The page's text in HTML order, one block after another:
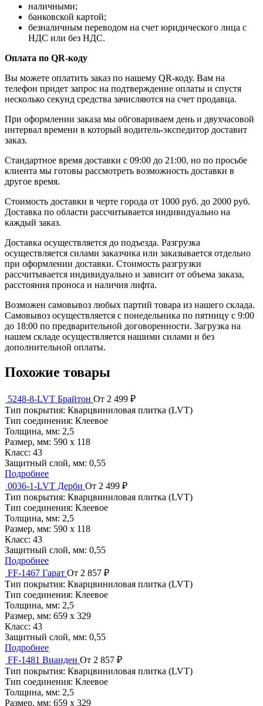
наличными;
банковской картой;
безналичным переводом на счет юридического лица с
НДС или без НДС.
Оплата по QR-коду
Вы можете оплатить заказ по нашему QR-коду. Вам на
телефон придет запрос на подтверждение оплаты и спустя
несколько секунд средства зачисляются на счет продавца.
При оформлении заказа мы обговариваем день и двухчасовой
интервал времени в который водитель-экспедитор доставит
заказ.
Стандартное время доставки с 09:00 до 21:00, но по просьбе
клиента мы готовы рассмотреть возможность доставки в
другое время.
Стоимость доставки в черте города от 1000 руб. до 2000 руб.
Доставка по области рассчитывается индивидуально на
каждый заказ.
Доставка осуществляется до подъезда. Разгрузка
осуществляется силами заказчика или заказывается отдельно
при оформлении доставки. Стоимость разгрузки
рассчитывается индивидуально и зависит от объема заказа,
расстояния проноса и наличия лифта.
Возможен самовывоз любых партий товара из нашего склада.
Самовывоз осуществляется с понедельника по пятницу с 9:00
до 18:00 по предварительной договоренности. Загрузка на
нашем складе осуществляется нашими силами и без
дополнительной оплаты.
Похожие товары
5248-8-LVT Брайтон От 2 499 ₽
Тип покрытия: Кварцвиниловая плитка (LVT)
Тип соединения: Клеевое
Толщина, мм: 2,5
Размер, мм: 590 х 118
Класс: 43
Защитный слой, мм: 0,55
Подробнее
0036-1-LVT Дерби От 2 499 ₽
Тип покрытия: Кварцвиниловая плитка (LVT)
Тип соединения: Клеевое
Толщина, мм: 2,5
Размер, мм: 590 х 118
Класс: 43
Защитный слой, мм: 0,55
Подробнее
FF-1467 Гарат От 2 857 ₽
Тип покрытия: Кварцвиниловая плитка (LVT)
Тип соединения: Клеевое
Толщина, мм: 2,5
Размер, мм: 659 х 329
Класс: 43
Защитный слой, мм: 0,55
Подробнее
FF-1481 Вианден От 2 857 ₽
Тип покрытия: Кварцвиниловая плитка (LVT)
Тип соединения: Клеевое
Толщина, мм: 2,5
Размер, мм: 659 х 329